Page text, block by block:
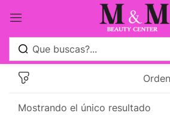
Mostrando el único resultado
Sign in